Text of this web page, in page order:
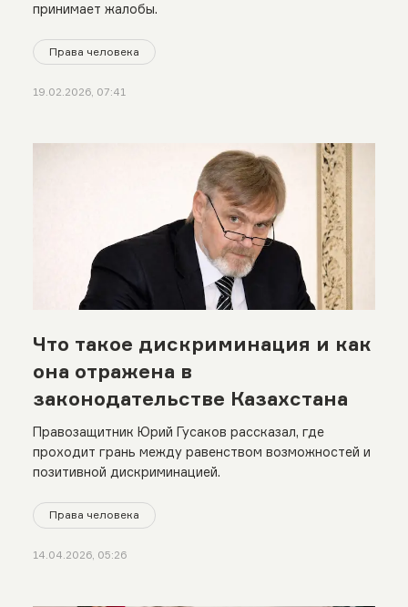
принимает жалобы.
Права человека
19.02.2026, 07:41
Что такое дискриминация и как
она отражена в
законодательстве Казахстана
Правозащитник Юрий Гусаков рассказал, где
проходит грань между равенством возможностей и
позитивной дискриминацией.
Права человека
14.04.2026, 05:26